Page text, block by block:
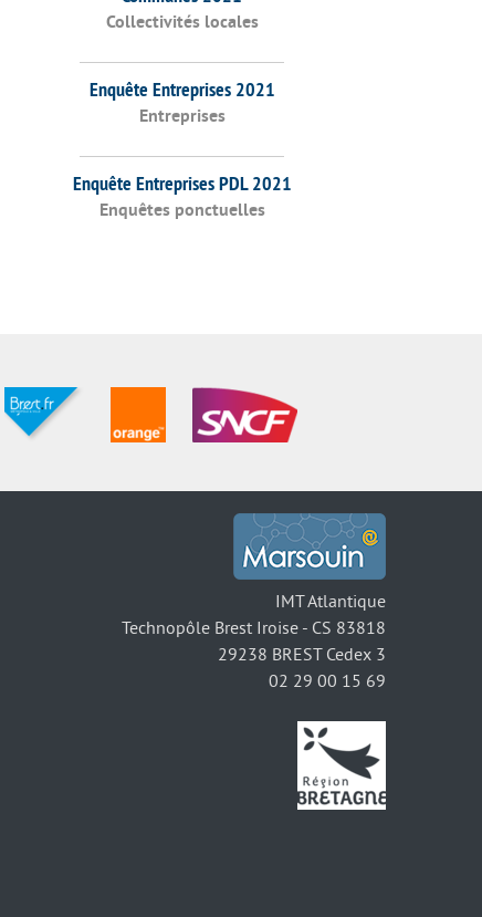
Collectivités locales
Enquête Entreprises 2021
Entreprises
Enquête Entreprises PDL 2021
Enquêtes ponctuelles
IMT Atlantique
Technopôle Brest Iroise - CS 83818
29238 BREST Cedex 3
02 29 00 15 69